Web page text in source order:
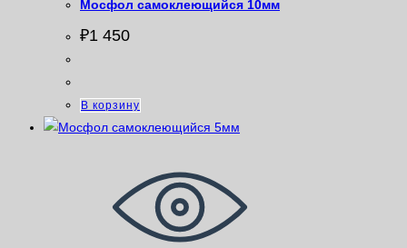
Мосфол самоклеющийся 10мм
₽1 450
В корзину